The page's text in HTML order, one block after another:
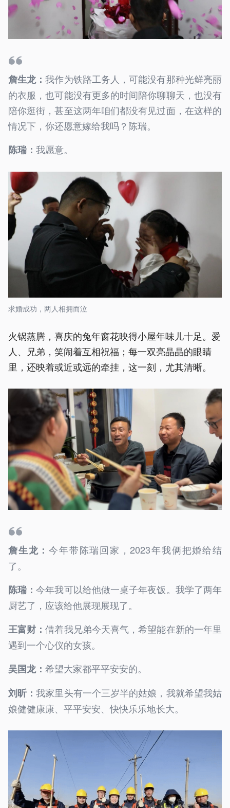
詹生龙：我作为铁路工务人，可能没有那种光鲜亮丽
的衣服，也可能没有更多的时间陪你聊聊天，也没有
陪你逛街，甚至这两年咱们都没有见过面，在这样的
情况下，你还愿意嫁给我吗？陈瑞。
陈瑞： 我愿意。
求婚成功，两人相拥而泣
火锅蒸腾，喜庆的兔年窗花映得小屋年味儿十足。爱
人、兄弟，笑闹着互相祝福；每一双亮晶晶的眼睛
里，还映着或近或远的牵挂，这一刻，尤其清晰。
詹生龙：今年带陈瑞回家，2023年我俩把婚给结
了。
陈瑞：今年我可以给他做一桌子年夜饭。我学了两年
厨艺了，应该给他展现展现了。
王富财：借着我兄弟今天喜气，希望能在新的一年里
遇到一个心仪的女孩。
吴国龙： 希望大家都平平安安的。
刘昕：我家里头有一个三岁半的姑娘，我就希望我姑
娘健健康康、平平安安、快快乐乐地长大。